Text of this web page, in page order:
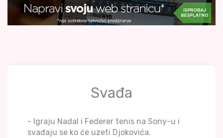
Svađa
- Igraju Nadal i Federer tenis na Sony-u i
svađaju se ko će uzeti Djokovića.